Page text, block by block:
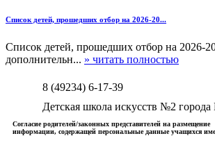
Список детей, прошедших отбор на 2026-20...
Список детей, прошедших отбор на 2026-
дополнительн... » читать полностью
8 (49234) 6-17-39
Детская школа искусств №2
Согласие родителей/законных представителей на размещение
информации, содержащей персональные данные учащихся